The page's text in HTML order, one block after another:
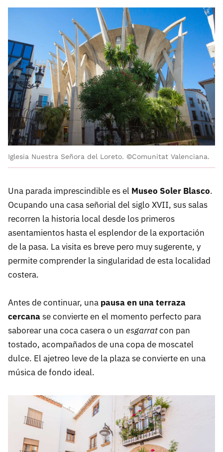
Iglesia Nuestra Señora del Loreto. ©Comunitat Valenciana.
Una parada imprescindible es el Museo Soler Blasco.
Ocupando una casa señorial del siglo XVII, sus salas
recorren la historia local desde los primeros
asentamientos hasta el esplendor de la exportación
de la pasa. La visita es breve pero muy sugerente, y
permite comprender la singularidad de esta localidad
costera.
Antes de continuar, una pausa en una terraza
cercanase convierte en el momento perfecto para
saborear una coca casera o un esgarratcon pan
tostado, acompañados de una copa de moscatel
dulce. El ajetreo leve de la plaza se convierte en una
música de fondo ideal.